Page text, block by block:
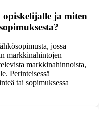
ja miten
jossa
markkinahintojen
markkinahinnoista,
Perinteisessä
tai sopimuksessa